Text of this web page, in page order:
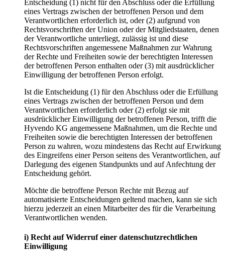
Entscheidung (1) nicht für den Abschluss oder die Erfüllung
eines Vertrags zwischen der betroffenen Person und dem
Verantwortlichen erforderlich ist, oder (2) aufgrund von
Rechtsvorschriften der Union oder der Mitgliedstaaten, denen
der Verantwortliche unterliegt, zulässig ist und diese
Rechtsvorschriften angemessene Maßnahmen zur Wahrung
der Rechte und Freiheiten sowie der berechtigten Interessen
der betroffenen Person enthalten oder (3) mit ausdrücklicher
Einwilligung der betroffenen Person erfolgt.
Ist die Entscheidung (1) für den Abschluss oder die Erfüllung
eines Vertrags zwischen der betroffenen Person und dem
Verantwortlichen erforderlich oder (2) erfolgt sie mit
ausdrücklicher Einwilligung der betroffenen Person, trifft die
Hyvendo KG angemessene Maßnahmen, um die Rechte und
Freiheiten sowie die berechtigten Interessen der betroffenen
Person zu wahren, wozu mindestens das Recht auf Erwirkung
des Eingreifens einer Person seitens des Verantwortlichen, auf
Darlegung des eigenen Standpunkts und auf Anfechtung der
Entscheidung gehört.
Möchte die betroffene Person Rechte mit Bezug auf
automatisierte Entscheidungen geltend machen, kann sie sich
hierzu jederzeit an einen Mitarbeiter des für die Verarbeitung
Verantwortlichen wenden.
i) Recht auf Widerruf einer datenschutzrechtlichen
Einwilligung